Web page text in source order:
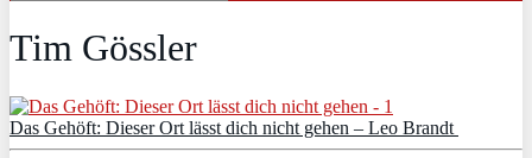
Tim Gössler
Das Gehöft: Dieser Ort lässt dich nicht gehen – Leo Brandt